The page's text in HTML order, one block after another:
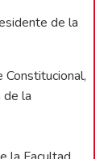
de la
de la